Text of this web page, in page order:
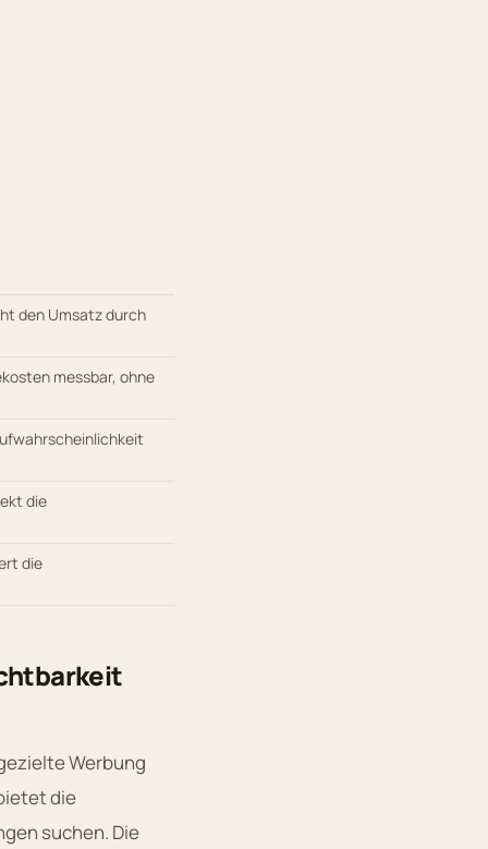
den Umsatz durch
messbar, ohne
die
die
Werbung
die
suchen. Die